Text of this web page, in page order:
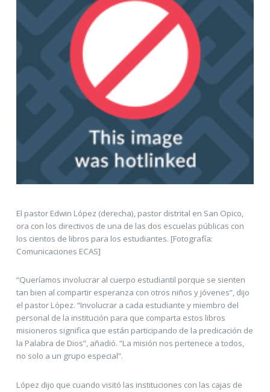
El pastor Edwin López (derecha), pastor distrital en San Opico,
ora con los directivos de una de las dos escuelas públicas con
los cientos de libros para los estudiantes. [Fotografía:
Comunicaciones ECAS]
“Queríamos involucrar al cuerpo estudiantil porque se sienten
tan bien al compartir esperanza con otros niños y jóvenes”, dijo
el pastor López. “Involucrar a cada estudiante y miembro del
personal de la institución para que comparta estos libros
misioneros significa que están participando de la predicación de
la Palabra de Dios”, añadió. “La misión nos pertenece a todos,
no solo a un grupo especial”.
López dijo que cuando visitó las instituciones con las cajas de